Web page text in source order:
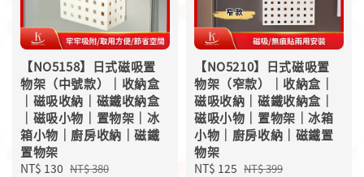
【NO5158】日式磁吸置
物架（中號款）｜收納盒
｜磁吸收納｜磁鐵收納盒
｜磁吸小物｜置物架｜冰
箱小物｜廚房收納｜磁鐵
置物架
Sale
NT$ 130 Regular
NT$ 380
【NO5210】日式磁吸置
物架（窄款）｜收納盒｜
磁吸收納｜磁鐵收納盒｜
磁吸小物｜置物架｜冰箱
小物｜廚房收納｜磁鐵置
物架
Sale
NT$ 125 Regular
NT$ 399